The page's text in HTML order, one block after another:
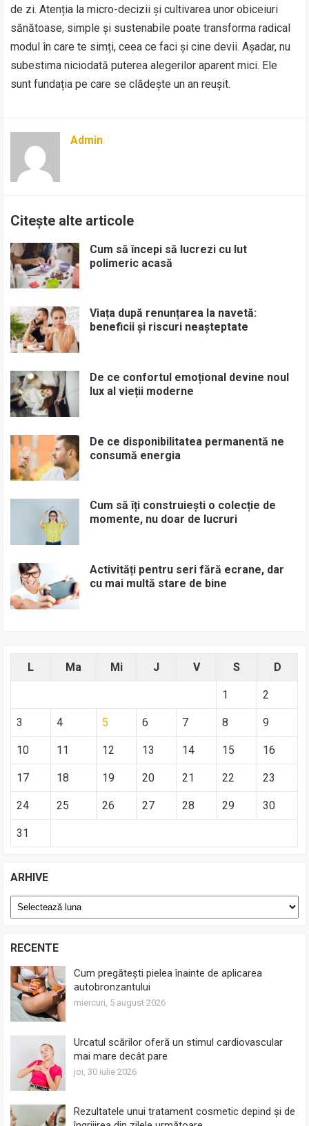
de zi. Atenția la micro-decizii și cultivarea unor obiceiuri
sănătoase, simple și sustenabile poate transforma radical
modul în care te simți, ceea ce faci și cine devii. Așadar, nu
subestima niciodată puterea alegerilor aparent mici. Ele
sunt fundația pe care se clădește un an reușit.
Admin
Citește alte articole
Cum să începi să lucrezi cu lut
polimeric acasă
Viața după renunțarea la navetă:
beneficii și riscuri neașteptate
De ce confortul emoțional devine noul
lux al vieții moderne
De ce disponibilitatea permanentă ne
consumă energia
Cum să îți construiești o colecție de
momente, nu doar de lucruri
Activități pentru seri fără ecrane, dar
cu mai multă stare de bine
L Ma Mi J V S D
1 2
3 4 5 6 7 8 9
10 11 12 13 14 15 16
17 18 19 20 21 22 23
24 25 26 27 28 29 30
31
ARHIVE
Arhive
RECENTE
Cum pregătești pielea înainte de aplicarea
autobronzantului
miercuri, 5 august 2026
Urcatul scărilor oferă un stimul cardiovascular
mai mare decât pare
joi, 30 iulie 2026
Rezultatele unui tratament cosmetic depind și de